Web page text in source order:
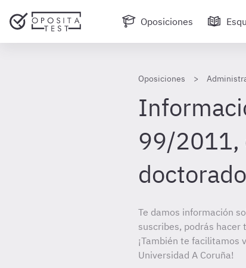
Oposiciones
Oposiciones
99/2011,
doctorado
Te damos información
suscribes, podrás hacer
¡También te
Universidad A Coruña!